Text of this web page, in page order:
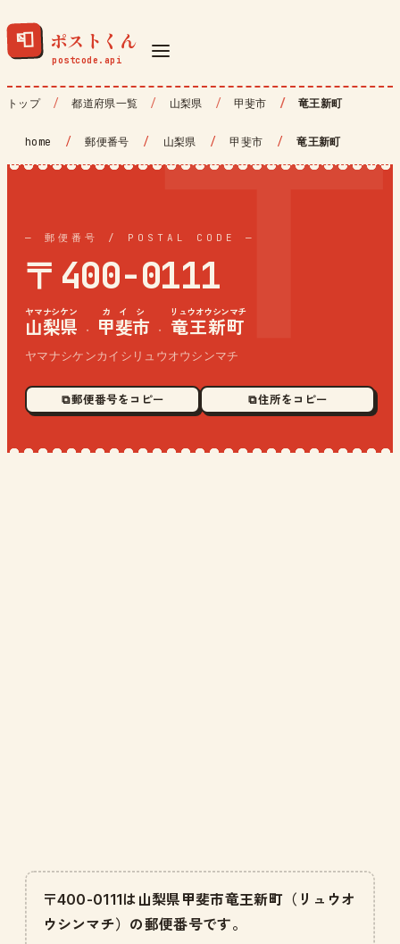
📮 ポストくん
トップ 都道府県一覧 山梨県 甲斐市 竜王新町
home / 郵便番号 / 山梨県 / 甲斐市 / 竜王新町
— 郵便番号 / POSTAL CODE —
〒400-0111
山梨県
ヤマナシケン
· 甲斐市
カイシ
· 竜王新町
リュウオウシンマチ
ヤマナシケンカイシリュウオウシンマチ
⧉ 郵便番号をコピー ⧉ 住所をコピー
〒400-0111は山梨県甲斐市竜王新町（リュウオ
ウシンマチ）の郵便番号です。